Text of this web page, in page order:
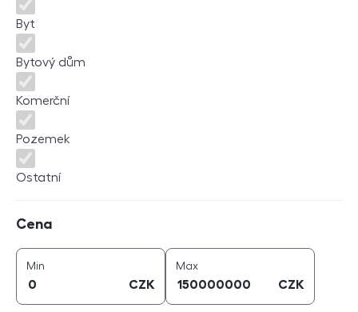
Byt
Bytový dům
Komerční
Pozemek
Ostatní
Cena
Min
CZK
Maxcena (
CZK